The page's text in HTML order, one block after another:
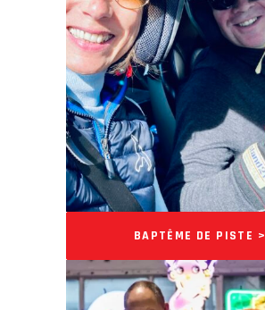
BAPTÊME DE PISTE >